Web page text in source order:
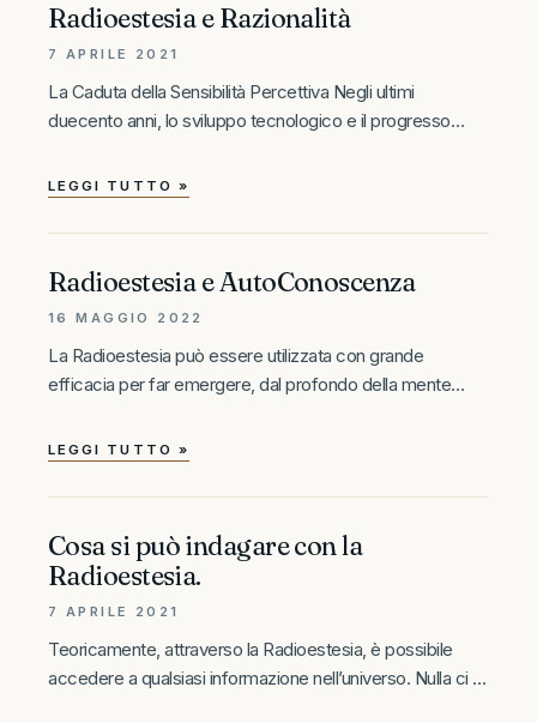
Radioestesia e Razionalità
7 APRILE 2021
La Caduta della Sensibilità Percettiva Negli ultimi
duecento anni, lo sviluppo tecnologico e il progresso
l’essere umano occidentale medio ha subito una
la
LEGGI TUTTO »
Radioestesia e AutoConoscenza
16 MAGGIO 2022
La Radioestesia può essere utilizzata con grande
efficacia per far emergere, dal profondo della mente
serie di informazioni utili e specifiche su di noi: il nostro
LEGGI TUTTO »
Cosa si può indagare con la
Radioestesia.
7 APRILE 2021
Teoricamente, attraverso la Radioestesia, è possibile
accedere a qualsiasi informazione nell’universo. Nulla ci è